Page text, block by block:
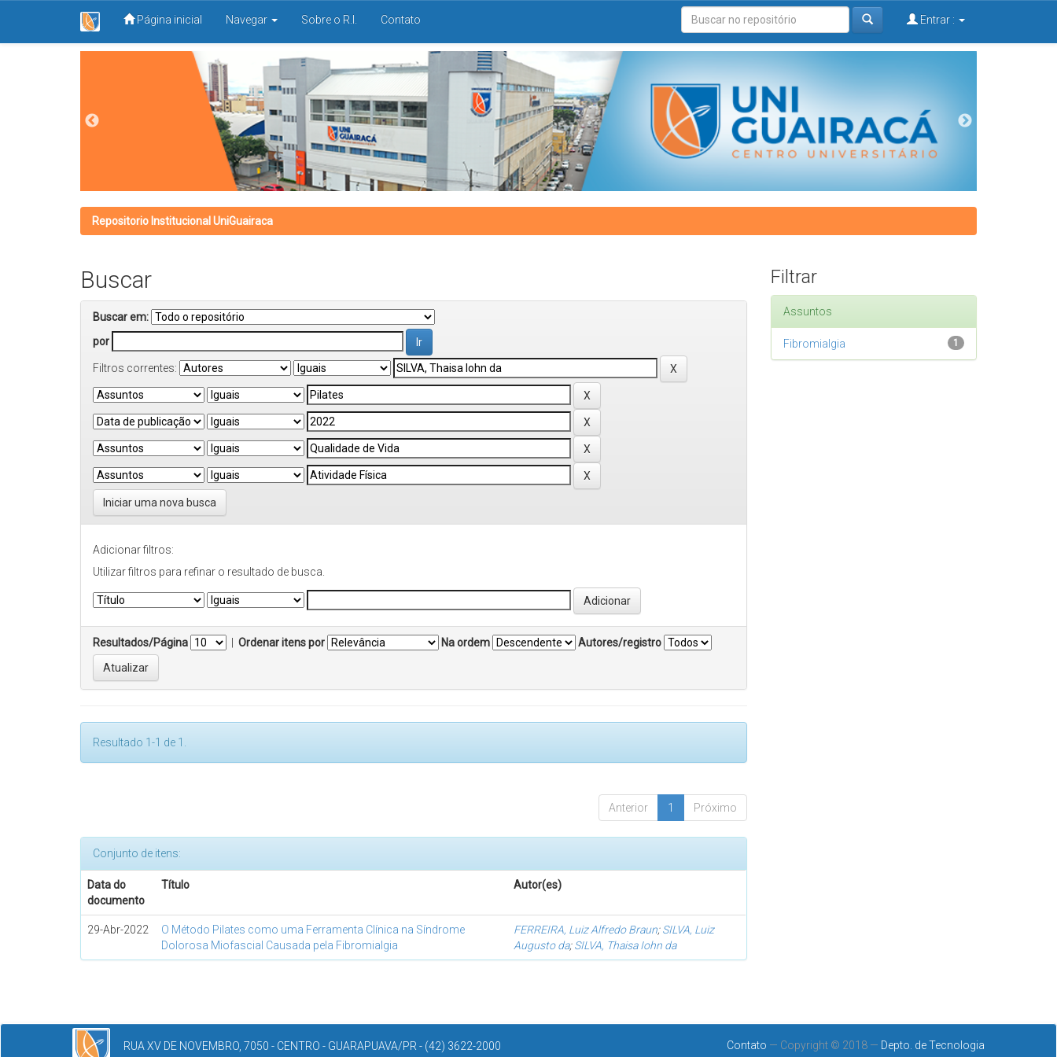
Página inicial Navegar Sobre o R.I. Contato Entrar :
Repositorio Institucional UniGuairaca
Buscar
Buscar em:
por
Filtros correntes:
Iniciar uma nova busca
Adicionar filtros:
Utilizar filtros para refinar o resultado de busca.
Resultados/Página Ordenar itens por Na ordem Autores/registro
Resultado 1-1 de 1.
Anterior 1 Próximo
Conjunto de itens:
Data do
documento
Título Autor(es)
29-Abr-2022
O Método Pilates como uma Ferramenta Clínica na Síndrome
Dolorosa Miofascial Causada pela Fibromialgia
FERREIRA, Luiz Alfredo Braun;SILVA, Luiz
Augusto da;SILVA, Thaisa Iohn da
Filtrar
Assuntos
1
Fibromialgia
RUA XV DE NOVEMBRO, 7050 - CENTRO - GUARAPUAVA/PR - (42) 3622-2000 Contato — Copyright © 2018 — Depto. de Tecnologia